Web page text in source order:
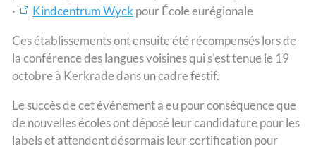
·
Kindcentrum Wyck pour École eurégionale
Ces établissements ont ensuite été récompensés lors de
la conférence des langues voisines qui s'est tenue le 19
octobre à Kerkrade dans un cadre festif.
Le succès de cet événement a eu pour conséquence que
de nouvelles écoles ont déposé leur candidature pour les
labels et attendent désormais leur certification pour